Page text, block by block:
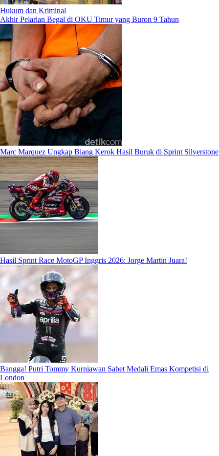
Hukum dan Kriminal
Akhir Pelarian Begal di OKU Timur yang Buron 9 Tahun
Marc Marquez Ungkap Biang Kerok Hasil Buruk di Sprint Silverstone
Hasil Sprint Race MotoGP Inggris 2026: Jorge Martin Juara!
Bangga! Putri Tommy Kurniawan Sabet Medali Emas Kompetisi di
London